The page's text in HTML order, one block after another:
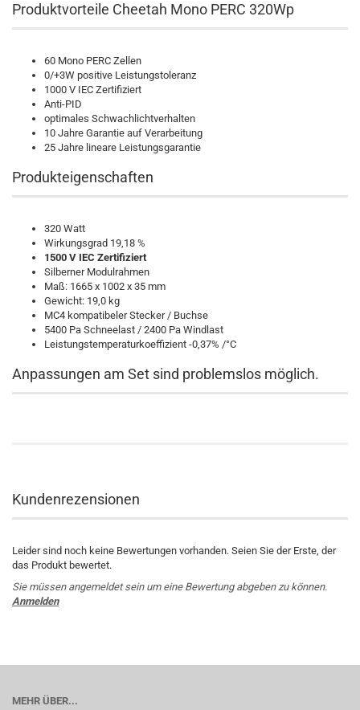
Produktvorteile Cheetah Mono PERC 320Wp
60 Mono PERC Zellen
0/+3W positive Leistungstoleranz
1000 V IEC Zertifiziert
Anti-PID
optimales Schwachlichtverhalten
10 Jahre Garantie auf Verarbeitung
25 Jahre lineare Leistungsgarantie
Produkteigenschaften
320 Watt
Wirkungsgrad 19,18 %
1500 V IEC Zertifiziert
Silberner Modulrahmen
Maß: 1665 x 1002 x 35 mm
Gewicht: 19,0 kg
MC4 kompatibeler Stecker / Buchse
5400 Pa Schneelast / 2400 Pa Windlast
Leistungstemperaturkoeffizient -0,37% /°C
Anpassungen am Set sind problemslos möglich.
Kundenrezensionen
Leider sind noch keine Bewertungen vorhanden. Seien Sie der Erste, der
das Produkt bewertet.
Sie müssen angemeldet sein um eine Bewertung abgeben zu können.
Anmelden
MEHR ÜBER...